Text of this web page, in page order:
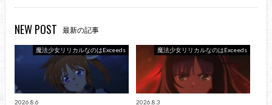
NEW POST 最新の記事
魔法少女リリカルなのはExceeds
2026.8.6
魔法少女リリカルなのはExceeds
2026.8.3